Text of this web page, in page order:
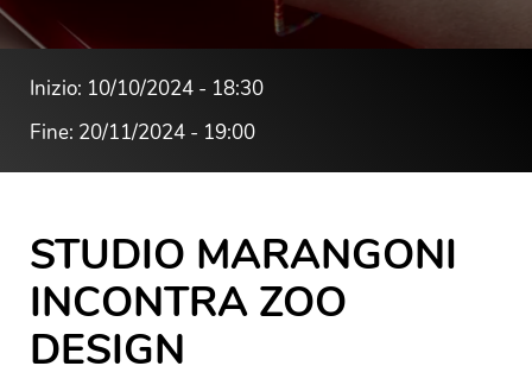
Inizio: 10/10/2024 - 18:30
Fine: 20/11/2024 - 19:00
STUDIO MARANGONI
INCONTRA ZOO
DESIGN